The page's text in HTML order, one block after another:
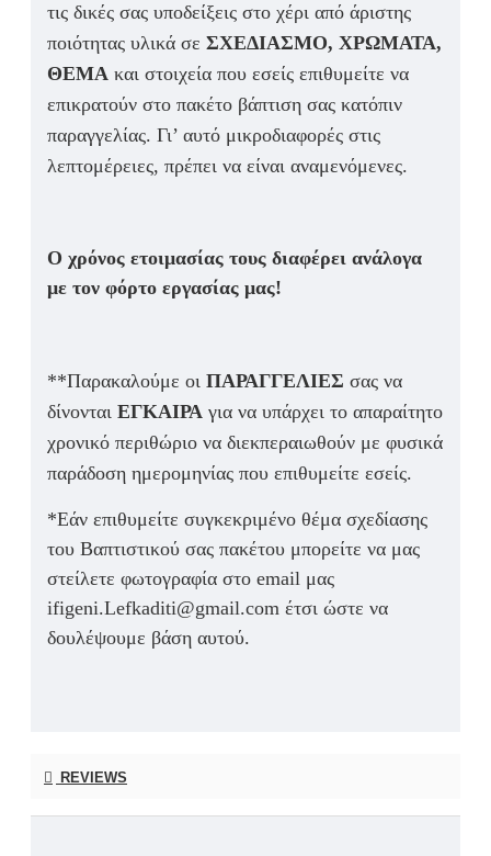
τις δικές σας υποδείξεις στο χέρι από άριστης
ποιότητας υλικά σε ΣΧΕΔΙΑΣΜΟ, ΧΡΩΜΑΤΑ,
ΘΕΜΑ και στοιχεία που εσείς επιθυμείτε να
επικρατούν στο πακέτο βάπτιση σας κατόπιν
παραγγελίας. Γι’ αυτό μικροδιαφορές στις
λεπτομέρειες, πρέπει να είναι αναμενόμενες.
Ο χρόνος ετοιμασίας τους διαφέρει ανάλογα
με τον φόρτο εργασίας μας!
**Παρακαλούμε οι ΠΑΡΑΓΓΕΛΙΕΣ σας να
δίνονται ΕΓΚΑΙΡΑ για να υπάρχει το απαραίτητο
χρονικό περιθώριο να διεκπεραιωθούν με φυσικά
παράδοση ημερομηνίας που επιθυμείτε εσείς.
*Εάν επιθυμείτε συγκεκριμένο θέμα σχεδίασης
του Βαπτιστικού σας πακέτου μπορείτε να μας
στείλετε φωτογραφία στο email μας
ifigeni.Lefkaditi@gmail.com έτσι ώστε να
δουλέψουμε βάση αυτού.
REVIEWS